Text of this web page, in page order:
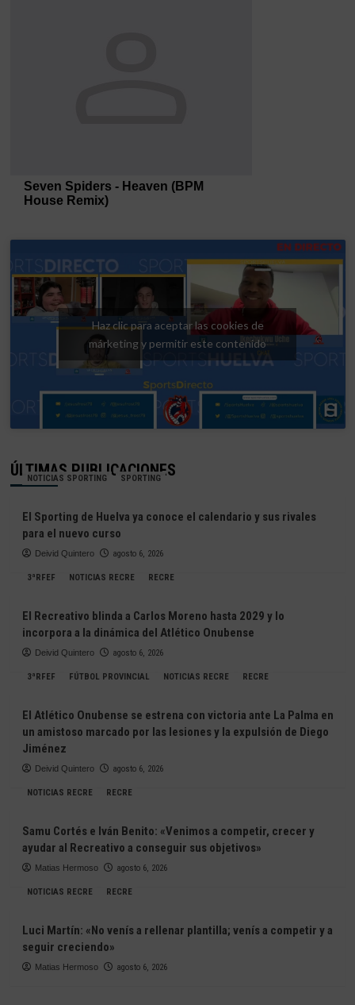
Haz clic para aceptar las cookies de
márketing y permitir este contenido
ÚLTIMAS PUBLICACIONES
NOTICIAS SPORTING SPORTING
El Sporting de Huelva ya conoce el calendario y sus rivales
para el nuevo curso
Deivid Quintero agosto 6, 2026
3ªRFEF NOTICIAS RECRE RECRE
El Recreativo blinda a Carlos Moreno hasta 2029 y lo
incorpora a la dinámica del Atlético Onubense
Deivid Quintero agosto 6, 2026
3ªRFEF FÚTBOL PROVINCIAL NOTICIAS RECRE RECRE
El Atlético Onubense se estrena con victoria ante La Palma en
un amistoso marcado por las lesiones y la expulsión de Diego
Jiménez
Deivid Quintero agosto 6, 2026
NOTICIAS RECRE RECRE
Samu Cortés e Iván Benito: «Venimos a competir, crecer y
ayudar al Recreativo a conseguir sus objetivos»
Matias Hermoso agosto 6, 2026
NOTICIAS RECRE RECRE
Luci Martín: «No venís a rellenar plantilla; venís a competir y a
seguir creciendo»
Matias Hermoso agosto 6, 2026